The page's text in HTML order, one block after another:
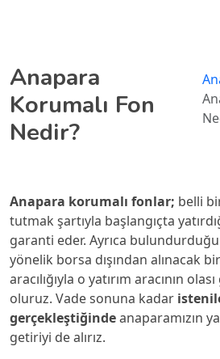
Anapara
Korumalı Fon
Nedir?
Anapara korumalı fonlar; belli
tutmak şartıyla başlangıçta
garanti eder. Ayrıca bulundurduğu
yönelik borsa dışından alınacak
aracılığıyla o yatırım aracının
oluruz. Vade sonuna kadar
gerçekleştiğindeanaparamızın
getiriyi de alırız.